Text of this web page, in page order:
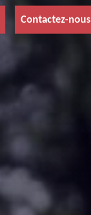
Contactez-nous